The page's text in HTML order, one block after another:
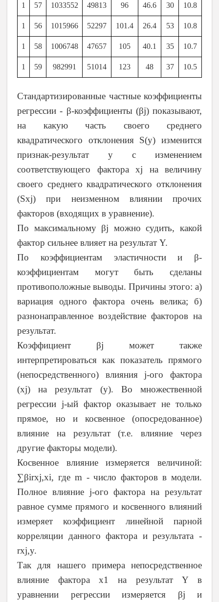
1 57 1033552 49813 96 46.6 30 10.8
1 56 1015966 52297 101.4 26.4 53 10.8
1 58 1006748 47657 105 40.1 35 10.7
1 59 982991 51014 123 48 37 10.5
Стандартизированные частные коэффициенты
регрессии - β-коэффициенты (βj) показывают,
на какую часть своего среднего
квадратического отклонения S(у) изменится
признак-результат y с изменением
соответствующего фактора хj на величину
своего среднего квадратического отклонения
(Sхj) при неизменном влиянии прочих
факторов (входящих в уравнение).
По максимальному βj можно судить, какой
фактор сильнее влияет на результат Y.
По коэффициентам эластичности и β-
коэффициентам могут быть сделаны
противоположные выводы. Причины этого: а)
вариация одного фактора очень велика; б)
разнонаправленное воздействие факторов на
результат.
Коэффициент βj может также
интерпретироваться как показатель прямого
(непосредственного) влияния j-ого фактора
(xj) на результат (y). Во множественной
регрессии j-ый фактор оказывает не только
прямое, но и косвенное (опосредованное)
влияние на результат (т.е. влияние через
другие факторы модели).
Косвенное влияние измеряется величиной:
∑βirxj,xi, где m - число факторов в модели.
Полное влияние j-ого фактора на результат
равное сумме прямого и косвенного влияний
измеряет коэффициент линейной парной
корреляции данного фактора и результата -
rxj,y.
Так для нашего примера непосредственное
влияние фактора x1 на результат Y в
уравнении регрессии измеряется βj и